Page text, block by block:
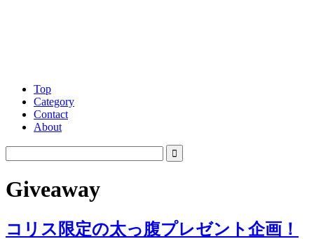
Top
Category
Contact
About
Giveaway
コリス限定の太っ腹プレゼント企画！